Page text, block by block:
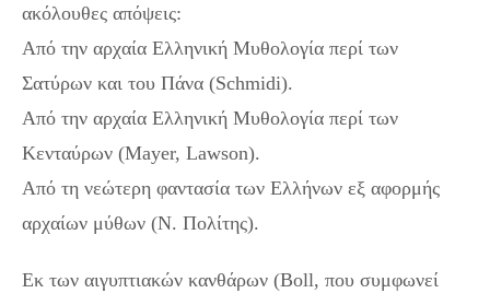
ακόλουθες απόψεις:
Από την αρχαία Ελληνική Μυθολογία περί των
Σατύρων και του Πάνα (Schmidi).
Από την αρχαία Ελληνική Μυθολογία περί των
Κενταύρων (Mayer, Lawson).
Από τη νεώτερη φαντασία των Ελλήνων εξ αφορμής
αρχαίων μύθων (Ν. Πολίτης).
Εκ των αιγυπτιακών κανθάρων (Boll, που συμφωνεί